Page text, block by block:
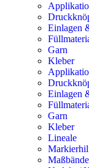
Einlagen
Garn
Kleber
Einlagen
Garn
Kleber
Lineale